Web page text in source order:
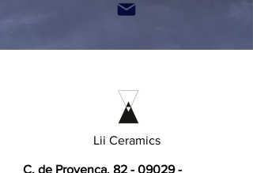
Lii Ceramics
C. de Provença, 82 - 09029-